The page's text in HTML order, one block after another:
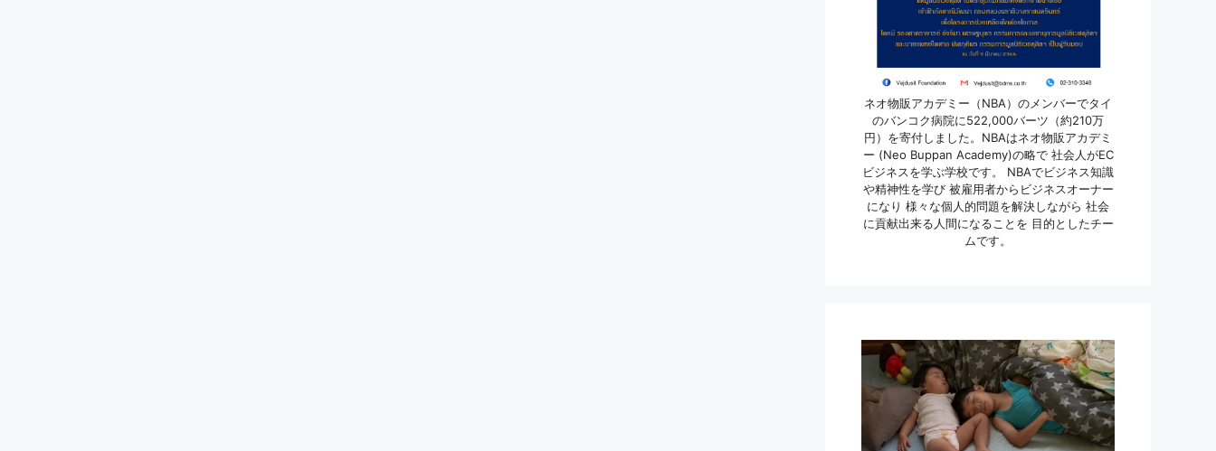
ネオ物販アカデミー（NBA）のメンバーでタイ
のバンコク病院に522,000バーツ（約210万
円）を寄付しました。NBAはネオ物販アカデミ
ー (Neo Buppan Academy)の略で 社会人がEC
ビジネスを学ぶ学校です。 NBAでビジネス知識
や精神性を学び 被雇用者からビジネスオーナー
になり 様々な個人的問題を解決しながら 社会
に貢献出来る人間になることを 目的としたチー
ムです。